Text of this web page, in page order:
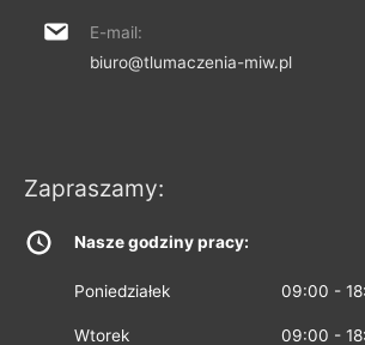
E-mail:
biuro@tlumaczenia-miw.pl
Zapraszamy:
Nasze godziny pracy:
Poniedziałek 09:00 -
Wtorek 09:00 -